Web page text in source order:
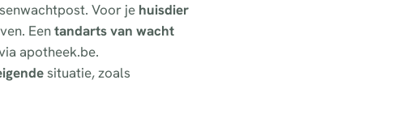
Voor je huisdier
Eentandarts van wacht
apotheek.be.
situatie, zoals